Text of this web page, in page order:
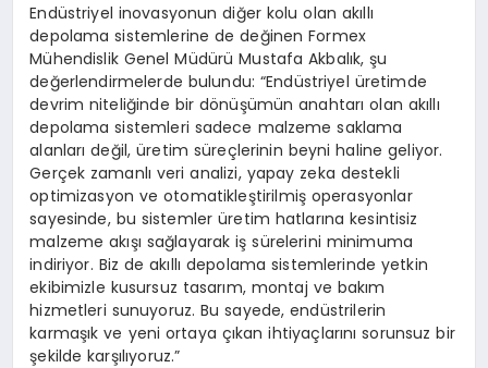
Endüstriyel inovasyonun diğer kolu olan akıllı
depolama sistemlerine de değinen Formex
Mühendislik Genel Müdürü Mustafa Akbalık, şu
değerlendirmelerde bulundu: “Endüstriyel üretimde
devrim niteliğinde bir dönüşümün anahtarı olan akıllı
depolama sistemleri sadece malzeme saklama
alanları değil, üretim süreçlerinin beyni haline geliyor.
Gerçek zamanlı veri analizi, yapay zeka destekli
optimizasyon ve otomatikleştirilmiş operasyonlar
sayesinde, bu sistemler üretim hatlarına kesintisiz
malzeme akışı sağlayarak iş sürelerini minimuma
indiriyor. Biz de akıllı depolama sistemlerinde yetkin
ekibimizle kusursuz tasarım, montaj ve bakım
hizmetleri sunuyoruz. Bu sayede, endüstrilerin
karmaşık ve yeni ortaya çıkan ihtiyaçlarını sorunsuz bir
şekilde karşılıyoruz.”